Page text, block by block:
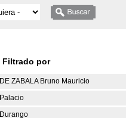
Filtrado por
DE ZABALA Bruno Mauricio
Palacio
Durango